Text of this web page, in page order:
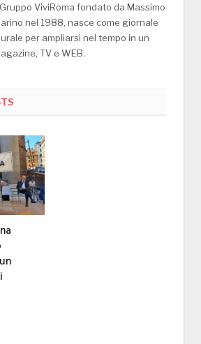
ViviRoma fondato da Massimo
nel 1988, nasce come giornale
per ampliarsi nel tempo in un
TV e WEB.